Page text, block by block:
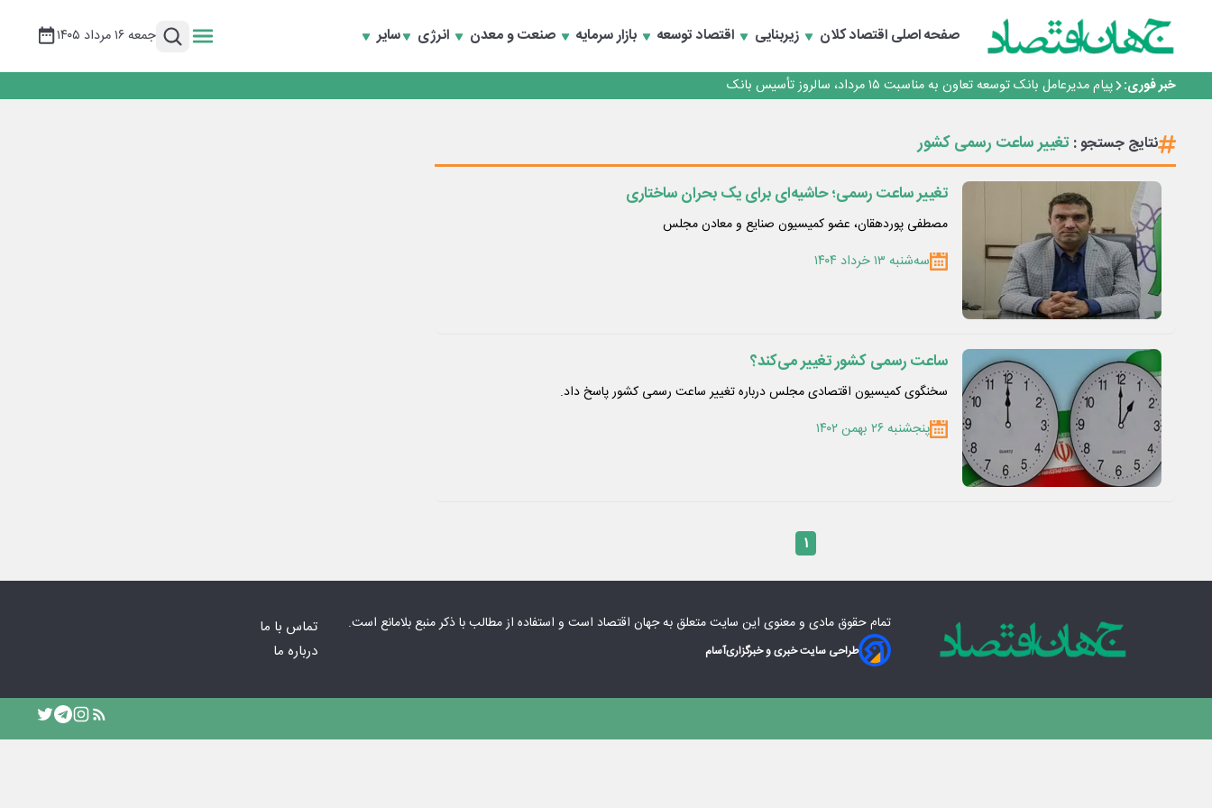
صفحه اصلیاقتصاد کلان زیربنایی اقتصاد توسعه بازار سرمایه صنعت و معدن انرژی سایر جمعه ۱۶ مرداد ۱۴۰۵
خبر فوری:
اجرای برنامه تحول بانک با تمرکز بر منابع پایدار، درآمدهای کارمزدی و بازسازی اعتماد مشتریان
بانک مهر ایران بیش از ۷۰ میلیارد تومان به برنامه‌های مسئولیت اجتماعی اختصاص داد
پیام مدیرعامل بانک توسعه تعاون به مناسبت ۱۵ مرداد، سالروز تأسیس بانک
سرپرست اداره کل روابط عمومی بیمه مرکزی منصوب شد
بانک مهر ایران بیش از ۷۰ میلیارد تومان به برنامه‌های مسئولیت اجتماعی اختصاص دادنتایج جستجو : تغییر ساعت رسمی کشور
تغییر ساعت رسمی؛ حاشیه‌ای برای یک بحران ساختاری
مصطفی پوردهقان، عضو کمیسیون صنایع و معادن مجلس
سه‌شنبه ۱۳ خرداد ۱۴۰۴
ساعت رسمی کشور تغییر می‌کند؟
سخنگوی کمیسیون اقتصادی مجلس درباره تغییر ساعت رسمی کشور پاسخ داد.
پنجشنبه ۲۶ بهمن ۱۴۰۲
۱
تمام حقوق مادی‌ و معنوی این سایت متعلق بهجهان اقتصاد است و استفاده از مطالب با ذکر منبع بلامانع است.
طراحی سایت خبری و خبرگزاریآسام
تماس با ما
درباره ما